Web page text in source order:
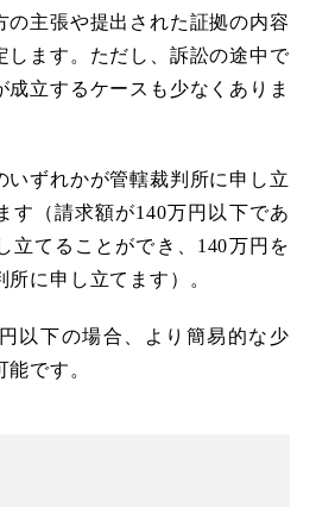
の主張や提出された証拠の内容
します。ただし、訴訟の途中で
立するケースも少なくありま
いずれかが管轄裁判所に申し立
す（請求額が140万円以下であ
立てることができ、140万円を
に申し立てます）。
以下の場合、より簡易的な少
です。